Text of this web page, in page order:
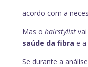
acordo com a
Mas o hairstylistvai
saúde da fibra e
Se durante a